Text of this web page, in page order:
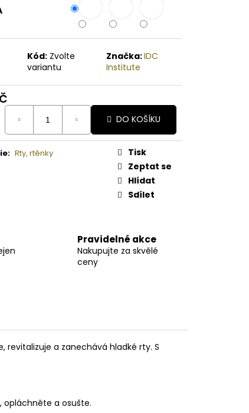
Kód: Zvolte
variantu
Značka:IDC
Institute
DO KOŠÍKU
: Rty, rtěnky
Tisk
Zeptat se
Hlídat
Sdílet
Pravidelné akce
Nakupujte za skvělé
ceny
revitalizuje a zanechává hladké rty. S
opláchněte a osušte.